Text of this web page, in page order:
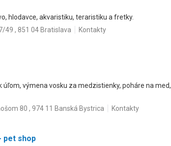
hlodavce, akvaristiku, teraristiku a fretky.
49 , 851 04 Bratislava Kontakty
úľom, výmena vosku za medzistienky, poháre na
80 , 974 11 Banská Bystrica Kontakty
pet shop